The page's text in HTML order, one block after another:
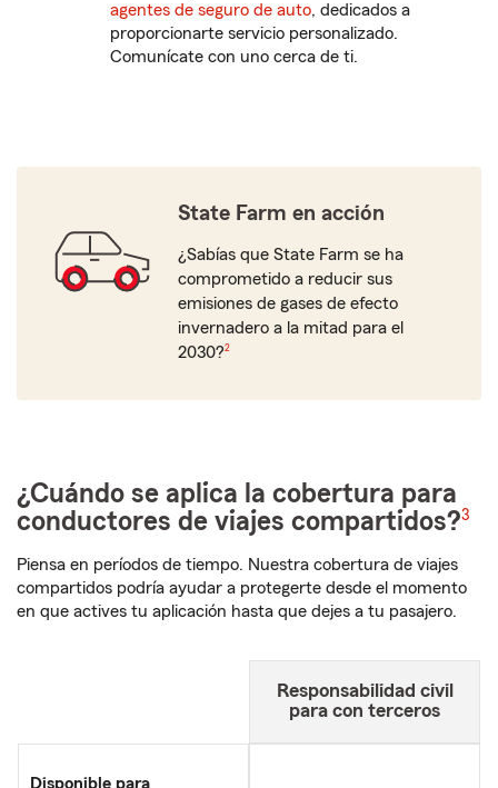
agentes de seguro de auto, dedicados a
proporcionarte servicio personalizado.
Comunícate con uno cerca de ti.
State Farm en acción
¿Sabías que State Farm se ha
comprometido a reducir sus
emisiones de gases de efecto
invernadero a la mitad para el
2030?
footnote
2
¿Cuándo se aplica la cobertura para
conductores de viajes compartidos?3
Piensa en períodos de tiempo. Nuestra cobertura de viajes
compartidos podría ayudar a protegerte desde el momento
en que actives tu aplicación hasta que dejes a tu pasajero.
Responsabilidad civil
para con terceros
Disponible para